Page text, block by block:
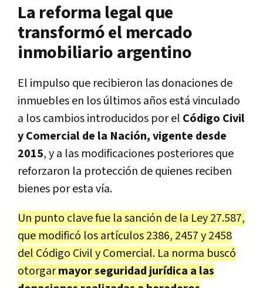
La reforma legal que
transformó el mercado
inmobiliario argentino
El impulso que recibieron las donaciones de
inmuebles en los últimos años está vinculado
a los cambios introducidos por el Código Civil
y Comercial de la Nación, vigente desde
2015, y a las modificaciones posteriores que
reforzaron la protección de quienes reciben
bienes por esta vía.
Un punto clave fue la sanción de la Ley 27.587,
que modificó los artículos 2386, 2457 y 2458
del Código Civil y Comercial. La norma buscó
otorgarmayor seguridad jurídica a las